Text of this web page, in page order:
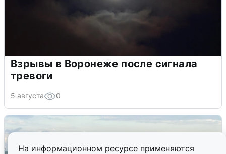
На информационном ресурсе применяются
Взрывы в Воронеже после сигнала
тревоги
5 августа 0